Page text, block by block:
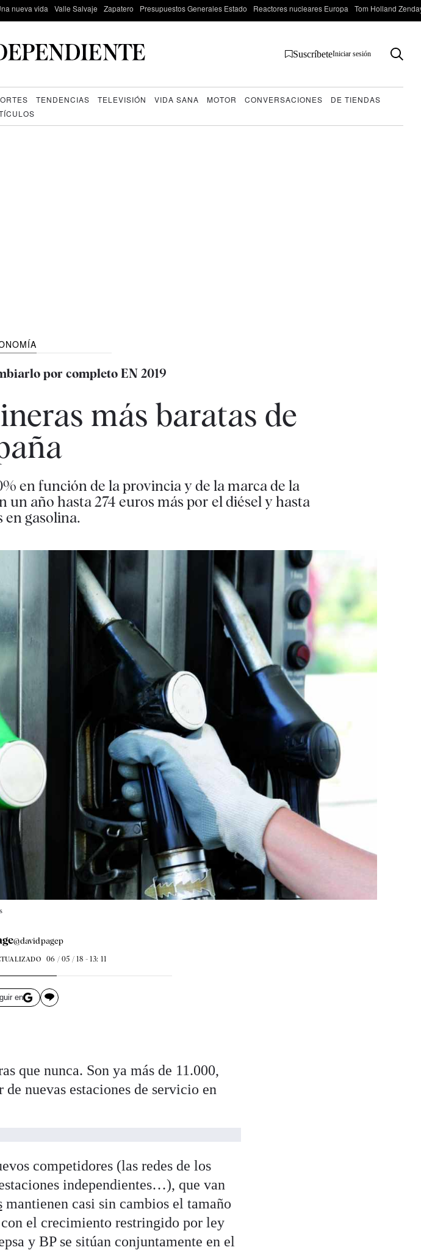
nueva vida Valle Salvaje Zapatero Presupuestos Generales Estado Reactores nucleares Europa Tom Holland
SuscríbeteIniciar sesión
TENDENCIAS TELEVISIÓN VIDA SANA MOTOR CONVERSACIONES
DE TIENDAS
por completo EN 2019
más baratas de
en función de la provincia y de la marca de la
año hasta 274 euros más por el diésel y hasta
en gasolina.
@davidpagep
06 / 05 / 18 - 13: 11
en
que nunca. Son ya más de 11.000,
nuevas estaciones de servicio en
competidores (las redes de los
independientes…), que van
mantienen casi sin cambios el tamaño
con el crecimiento restringido por ley
y BP se sitúan conjuntamente en el